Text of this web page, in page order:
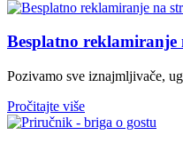
Besplatno
Pozivamo sve iznajmljivače,
Pročitajte više